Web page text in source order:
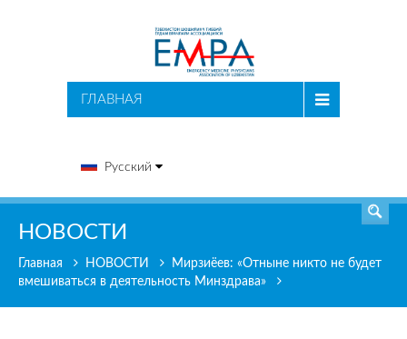
ГЛАВНАЯ
Русский
ПОИСК
НОВОСТИ
Главная НОВОСТИ
Мирзиёев: «Отныне никто не будет
вмешиваться в деятельность Минздрава»